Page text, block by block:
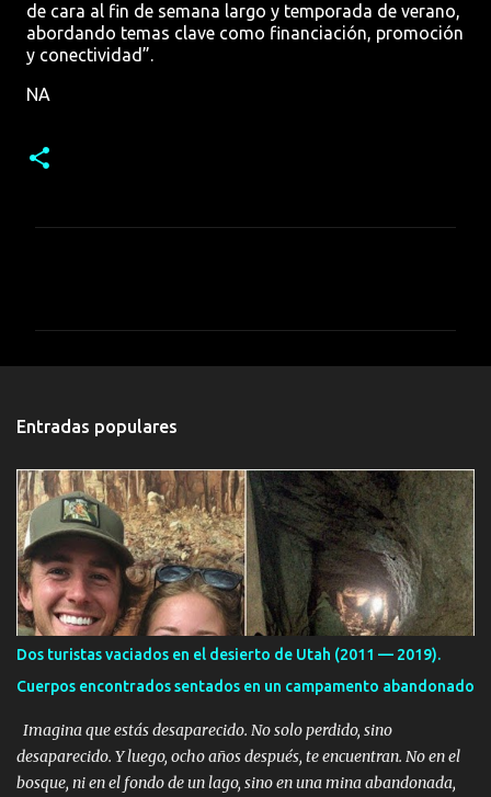
de cara al fin de semana largo y temporada de verano,
abordando temas clave como financiación, promoción
y conectividad”.
NA
t
r
i
o
s
Entradas populares
Dos turistas vaciados en el desierto de Utah (2011 — 2019).
Cuerpos encontrados sentados en un campamento abandonado
Imagina que estás desaparecido. No solo perdido, sino
desaparecido. Y luego, ocho años después, te encuentran. No en el
bosque, ni en el fondo de un lago, sino en una mina abandonada,